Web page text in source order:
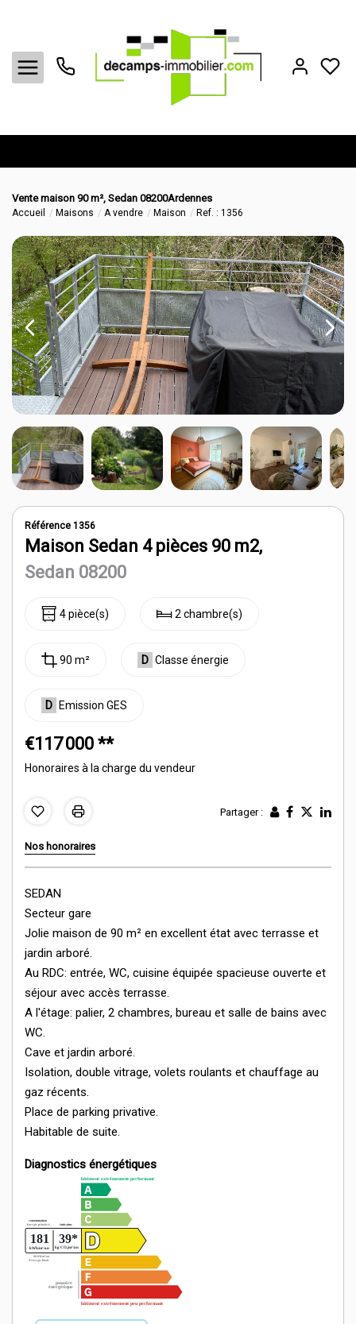
Louer
Vendre
Biens vendus
Estimation
Notre agence
Contact
Vente maison 90 m², Sedan 08200Ardennes
Accueil Maisons A vendre Maison Ref. : 1356
Référence 1356
Maison Sedan 4 pièces 90 m2,
Sedan 08200
4 pièce(s) 2 chambre(s)
90 m² D Classe énergie
D Emission GES
€117 000 **
Honoraires à la charge du vendeur
Partager :
Nos honoraires
SEDAN
Secteur gare
Jolie maison de 90 m² en excellent état avec terrasse et
jardin arboré.
Au RDC: entrée, WC, cuisine équipée spacieuse ouverte et
séjour avec accès terrasse.
A l'étage: palier, 2 chambres, bureau et salle de bains avec
WC.
Cave et jardin arboré.
Isolation, double vitrage, volets roulants et chauffage au
gaz récents.
Place de parking privative.
Habitable de suite.
Diagnostics énergétiques